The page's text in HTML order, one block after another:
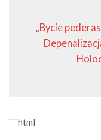
„Bycie
```html